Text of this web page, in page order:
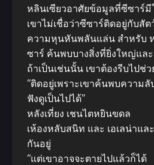
หลินเซียวอาศัยข้อมูลที่ซีซาร์
เขาไม่เชื่อว่าซีซาร์ติดอยู่กับสัต
ความหุนหันพลันแล่น สําหรับ
ซาร์ ค้นพบบางสิ่งที่ยิ่งใหญ่แล
ถ้าเป็นเช่นนั้น เขาต้องรีบไปช่ว
“ติดอยู่เพราะเขาค้นพบความ
ฟังดูเป็นไปได้”
หลังเที่ยง เชนไตหยินขดล
เห้องหลับสนิท และ เอเลน่าแล
กันอยู่
“แต่เขาอาจจะตายไปแล้วก็ได้